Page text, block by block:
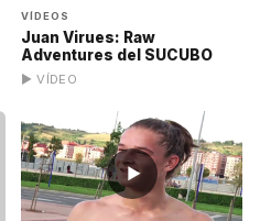
VÍDEOS
Juan Virues: Raw
Adventures del SUCUBO
▶ VÍDEO
▶